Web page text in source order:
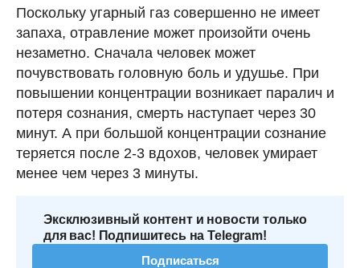
Поскольку угарный газ совершенно не имеет
запаха, отравление может произойти очень
незаметно. Сначала человек может
почувствовать головную боль и удушье. При
повышении концентрации возникает паралич и
потеря сознания, смерть наступает через 30
минут. А при большой концентрации сознание
теряется после 2-3 вдохов, человек умирает
менее чем через 3 минуты.
Эксклюзивный контент и новости только
для вас! Подпишитесь на Telegram!
Подписаться